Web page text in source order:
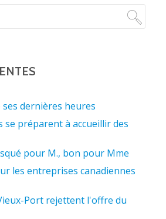
dernières heures
se préparent à accueillir des
pour M., bon pour Mme
les entreprises canadiennes
Port rejettent l'offre du